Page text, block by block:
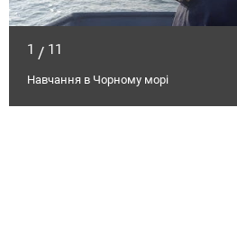
1 / 11
Навчання в Чорному морі